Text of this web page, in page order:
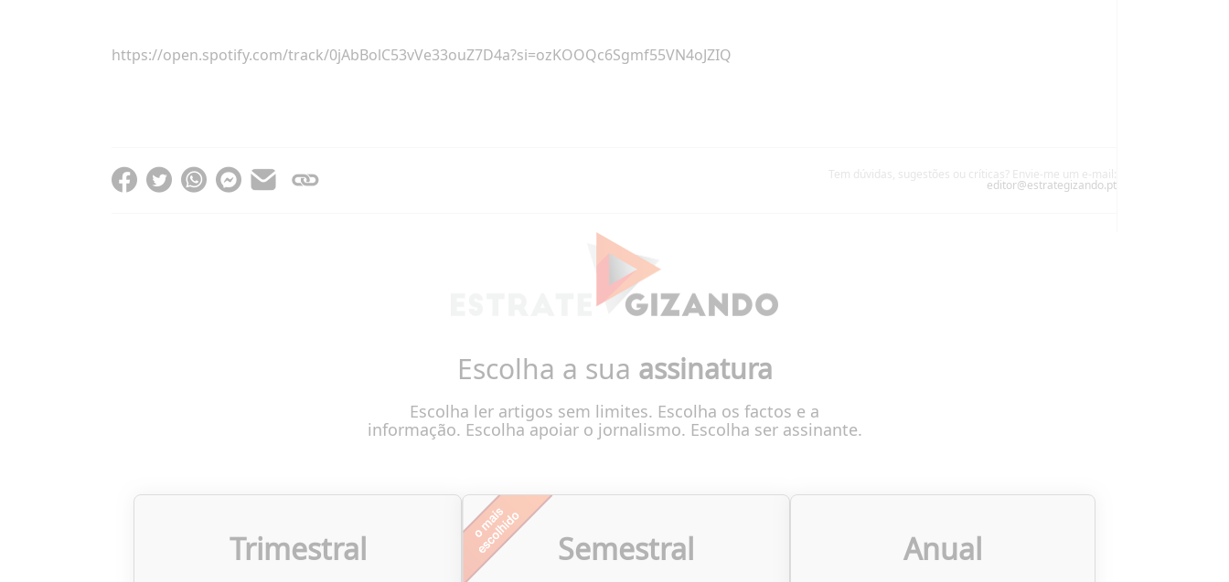
https://open.spotify.com/track/0jAbBolC53vVe33ouZ7D4a?si=ozKOOQc6Sgmf55VN4oJZIQ
Tem dúvidas, sugestões ou críticas? Envie-me um e-mail:
editor@estrategizando.pt
Escolha a sua assinatura
Escolha ler artigos sem limites. Escolha os factos e a
informação. Escolha apoiar o jornalismo. Escolha ser assinante.
Trimestral Semestral Anual